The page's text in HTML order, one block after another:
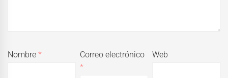
Nombre*
Correo electrónico
*
Web